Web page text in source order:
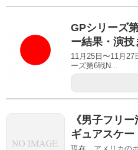
GPシリーズ
ー結果・演技
11月25日〜11月27
ーズ第6戦N...
《男子フリ
ギュアスケー